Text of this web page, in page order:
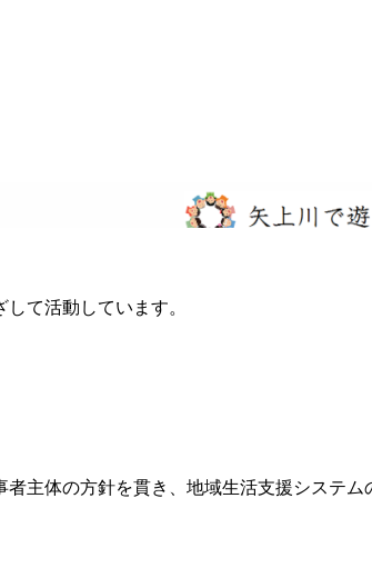
て活動しています。
主体の方針を貫き、地域生活支援システム